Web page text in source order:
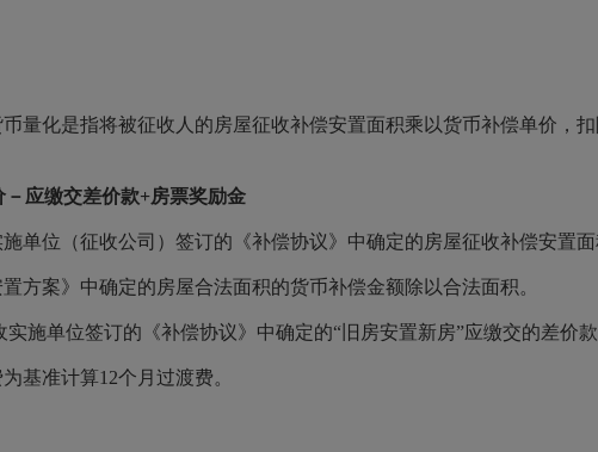
量化是指将被征收人的房屋征收补偿安置面积乘以货币补偿单价，
－应缴交差价款+房票奖励金
单位（征收公司）签订的《补偿协议》中确定的房屋征收补偿安置面
方案》中确定的房屋合法面积的货币补偿金额除以合法面积。
施单位签订的《补偿协议》中确定的“旧房安置新房”应缴交的差价
基准计算12个月过渡费。